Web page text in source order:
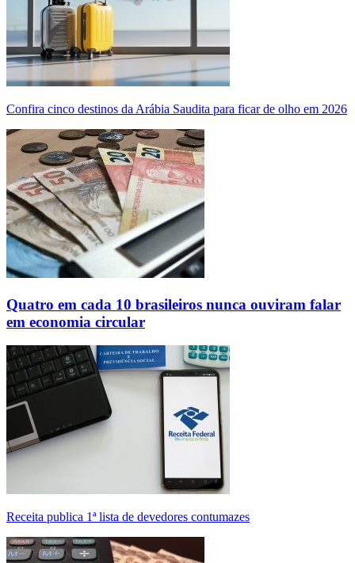
Confira cinco destinos da Arábia Saudita para ficar de olho em 2026
Quatro em cada 10 brasileiros nunca ouviram falar
em economia circular
Receita publica 1ª lista de devedores contumazes